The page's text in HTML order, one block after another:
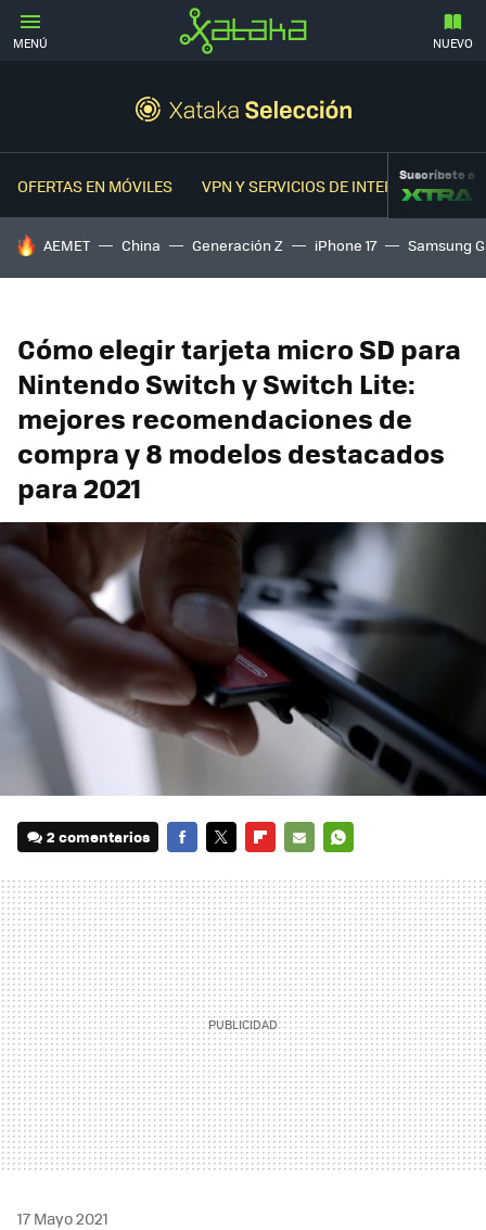
MENÚ NUEVO
OFERTAS EN MÓVILES VPN Y SERVICIOS DE INTERNETSuscríbete a
HOY SE HABLA DE
AEMET China Generación Z iPhone 17 Samsung
Cómo elegir tarjeta micro SD para
Nintendo Switch y Switch Lite:
mejores recomendaciones de
compra y 8 modelos destacados
para 2021
2 comentarios
MAIL
17 Mayo 2021